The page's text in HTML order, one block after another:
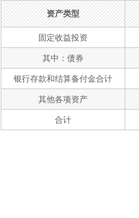
资产类型
固定收益投资
其中：债券
银行存款和结算备付金合计
其他各项资产
合计